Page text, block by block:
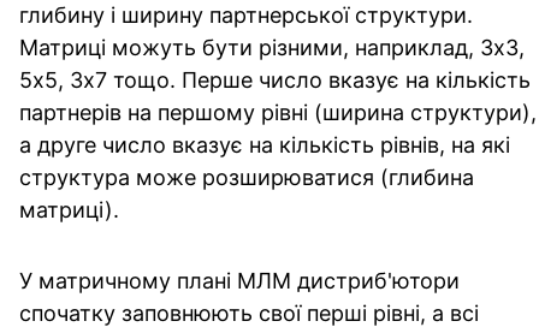
глибину і ширину партнерської структури.
Матриці можуть бути різними, наприклад, 3х3,
5х5, 3х7 тощо. Перше число вказує на кількість
партнерів на першому рівні (ширина структури),
а друге число вказує на кількість рівнів, на які
структура може розширюватися (глибина
матриці).
У матричному плані МЛМ дистриб'ютори
спочатку заповнюють свої перші рівні, а всі